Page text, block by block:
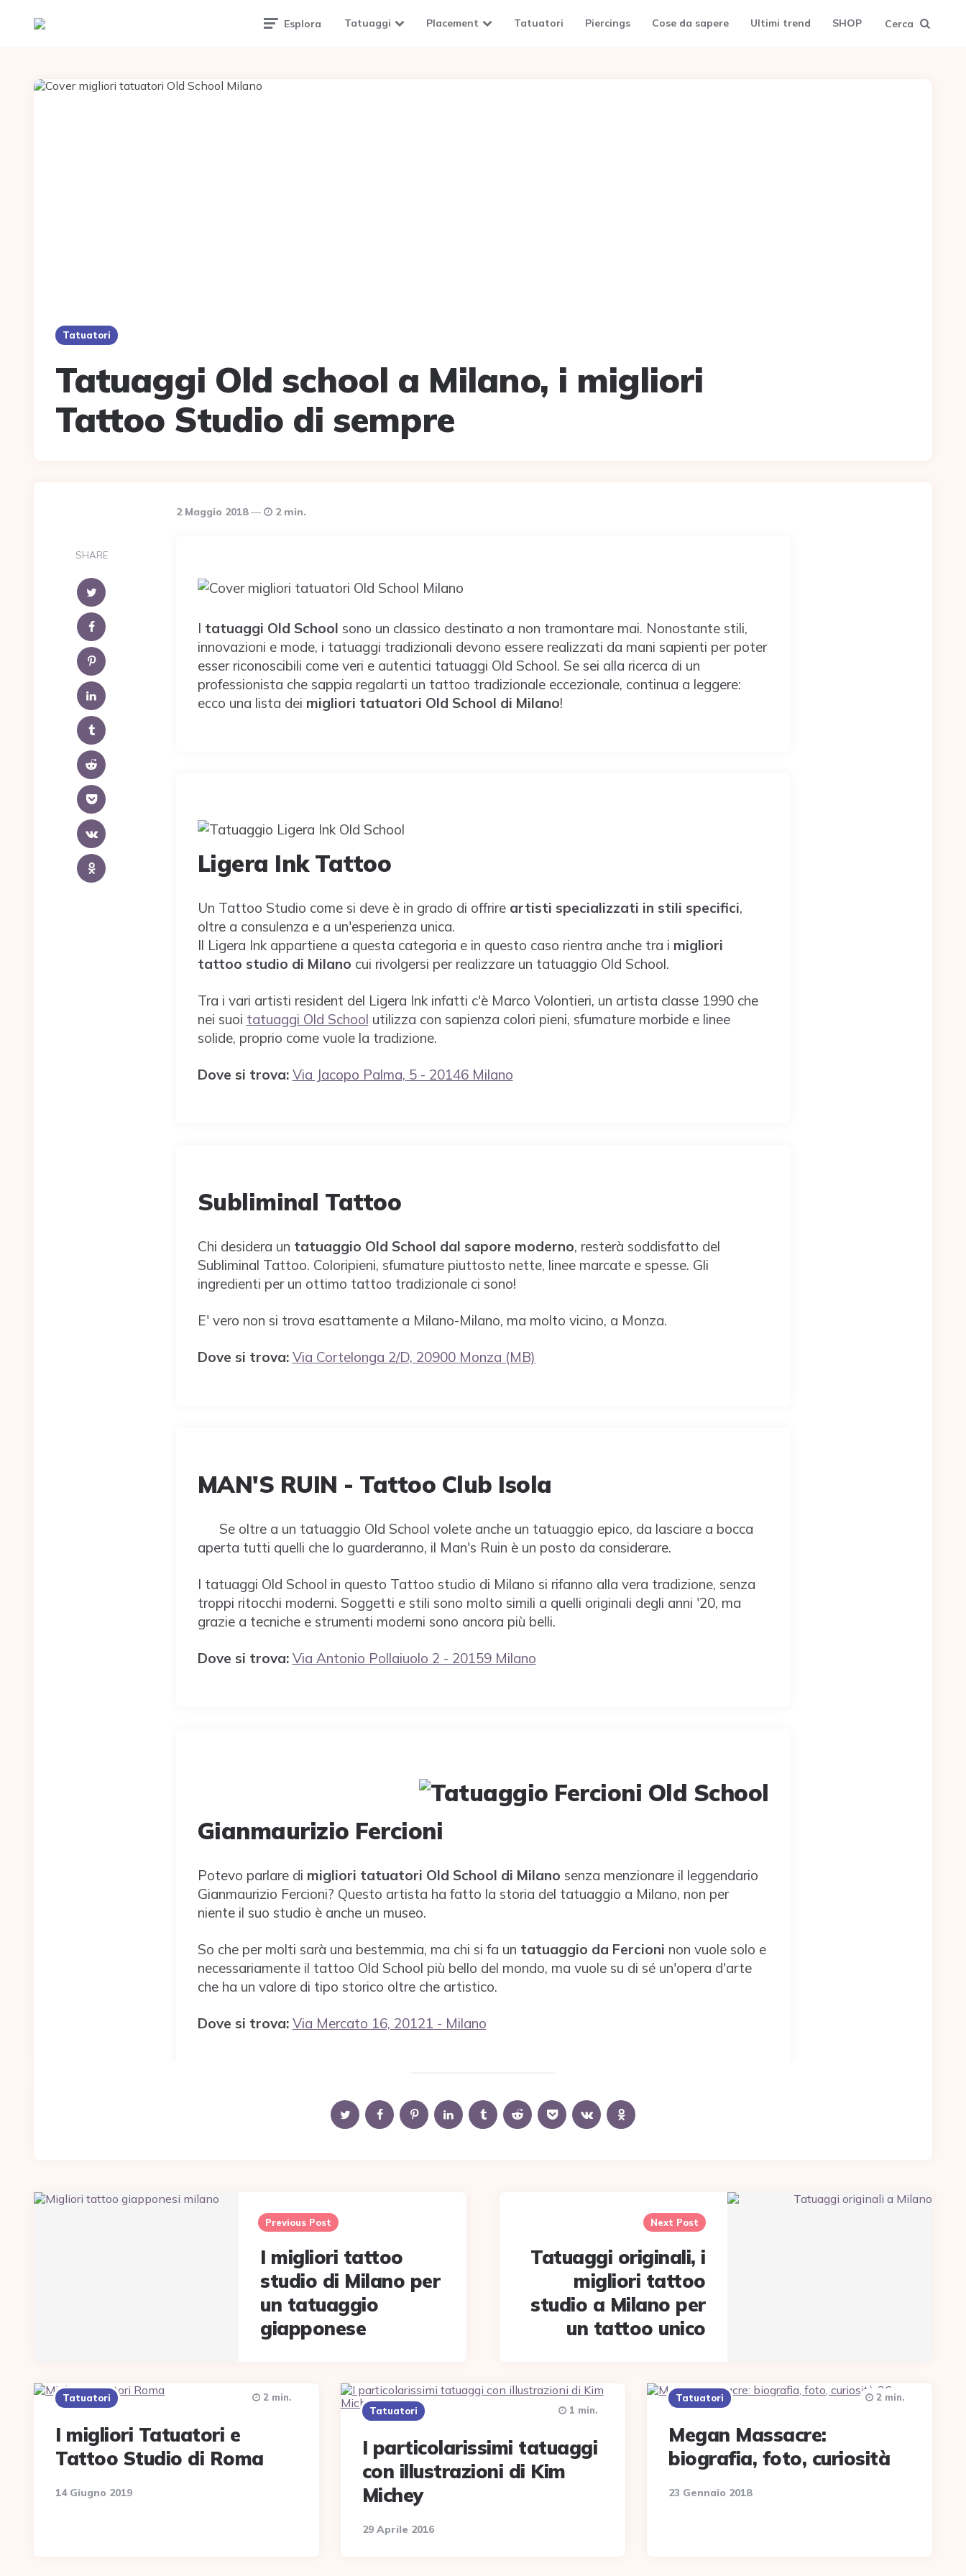
Esplora Tatuaggi Placement Tatuatori Piercings Cose da sapere Ultimi trend SHOP Cerca
Tatuatori
Tatuaggi Old school a Milano, i migliori
Tattoo Studio di sempre
2 Maggio 2018 2 min.
SHARE
I tatuaggi Old School sono un classico destinato a non tramontare mai. Nonostante stili,
innovazioni e mode, i tatuaggi tradizionali devono essere realizzati da mani sapienti per poter
esser riconoscibili come veri e autentici tatuaggi Old School. Se sei alla ricerca di un
professionista che sappia regalarti un tattoo tradizionale eccezionale, continua a leggere:
ecco una lista dei migliori tatuatori Old School di Milano!
Ligera Ink Tattoo
Un Tattoo Studio come si deve è in grado di offrire artisti specializzati in stili specifici,
oltre a consulenza e a un'esperienza unica.
Il Ligera Ink appartiene a questa categoria e in questo caso rientra anche tra i migliori
tattoo studio di Milano cui rivolgersi per realizzare un tatuaggio Old School.
Tra i vari artisti resident del Ligera Ink infatti c'è Marco Volontieri, un artista classe 1990 che
nei suoi tatuaggi Old School utilizza con sapienza colori pieni, sfumature morbide e linee
solide, proprio come vuole la tradizione.
Dove si trova: Via Jacopo Palma, 5 - 20146 Milano
Subliminal Tattoo
Chi desidera un tatuaggio Old School dal sapore moderno, resterà soddisfatto del
Subliminal Tattoo. Coloripieni, sfumature piuttosto nette, linee marcate e spesse. Gli
ingredienti per un ottimo tattoo tradizionale ci sono!
E' vero non si trova esattamente a Milano-Milano, ma molto vicino, a Monza.
Dove si trova: Via Cortelonga 2/D, 20900 Monza (MB)
MAN'S RUIN - Tattoo Club Isola
Se oltre a un tatuaggio Old School volete anche un tatuaggio epico, da lasciare a bocca
aperta tutti quelli che lo guarderanno, il Man's Ruin è un posto da considerare.
I tatuaggi Old School in questo Tattoo studio di Milano si rifanno alla vera tradizione, senza
troppi ritocchi moderni. Soggetti e stili sono molto simili a quelli originali degli anni '20, ma
grazie a tecniche e strumenti moderni sono ancora più belli.
Dove si trova: Via Antonio Pollaiuolo 2 - 20159 Milano
Gianmaurizio Fercioni
Potevo parlare di migliori tatuatori Old School di Milano senza menzionare il leggendario
Gianmaurizio Fercioni? Questo artista ha fatto la storia del tatuaggio a Milano, non per
niente il suo studio è anche un museo.
So che per molti sarà una bestemmia, ma chi si fa un tatuaggio da Fercioni non vuole solo e
necessariamente il tattoo Old School più bello del mondo, ma vuole su di sé un'opera d'arte
che ha un valore di tipo storico oltre che artistico.
Dove si trova: Via Mercato 16, 20121 - Milano
Post
Previous Post
I migliori tattoo
studio di Milano per
un tatuaggio
giapponese
Next Post
Tatuaggi originali, i
migliori tattoo
studio a Milano per
un tattoo unico
Tatuatori
I migliori Tatuatori e
Tattoo Studio di Roma
14 Giugno 2019
2 min.
Tatuatori
I particolarissimi tatuaggi
con illustrazioni di Kim
Michey
29 Aprile 2016
1 min.
Tatuatori
Megan Massacre:
biografia, foto, curiosità
23 Gennaio 2018
2 min.